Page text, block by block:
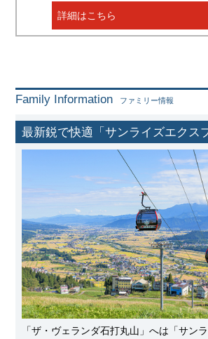
詳細はこちら
Family Information ファミリー情報
最新鋭で快適「サンライズエクス
「ザ・ヴェランダ石打丸山」へは「サン